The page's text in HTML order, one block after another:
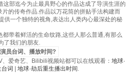
这部迄今为止最具野心的作品达成了导演生涯的
的传奇作品.作品以万花筒的拼贴手法构建而
供一个独特的视角,表达出人类内心最深处的秘
都带着鲜活的生命纹路,这些人那么普通,有那么
了我们的朋友.
员台词、播放时间?
爱奇艺、Bilibili视频站都可以在线观看： 地球·
词 地球·劫后重生播出时间 .